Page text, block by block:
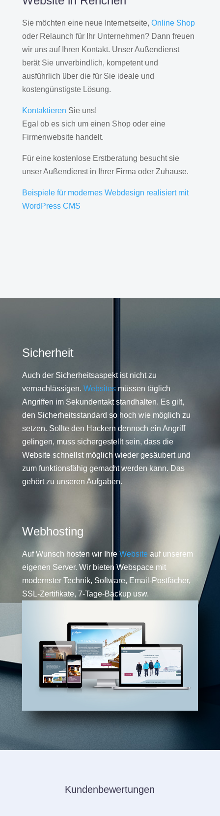
Sie möchten eine neue Internetseite, Online Shop
oder Relaunch für Ihr Unternehmen? Dann freuen
wir uns auf Ihren Kontakt. Unser Außendienst
berät Sie unverbindlich, kompetent und
ausführlich über die für Sie ideale und
kostengünstigste Lösung.
Kontaktieren Sie uns!
Egal ob es sich um einen Shop oder eine
Firmenwebsite handelt.
Für eine kostenlose Erstberatung besucht sie
unser Außendienst in Ihrer Firma oder Zuhause.
Beispiele für modernes Webdesign realisiert mit
WordPress CMS
Sicherheit
Auch der Sicherheitsaspekt ist nicht zu
vernachlässigen. Websitesmüssen täglich
Angriffen im Sekundentakt standhalten. Es gilt,
den Sicherheitsstandard so hoch wie möglich zu
setzen. Sollte den Hackern dennoch ein Angriff
gelingen, muss sichergestellt sein, dass die
Website schnellst möglich wieder gesäubert und
zum funktionsfähig gemacht werden kann. Das
gehört zu unseren Aufgaben.
Webhosting
Auf Wunsch hosten wir Ihre Website auf unserem
eigenen Server. Wir bieten Webspace mit
modernster Technik, Software, Email-Postfächer,
SSL-Zertifikate, 7-Tage-Backup usw.
Kundenbewertungen